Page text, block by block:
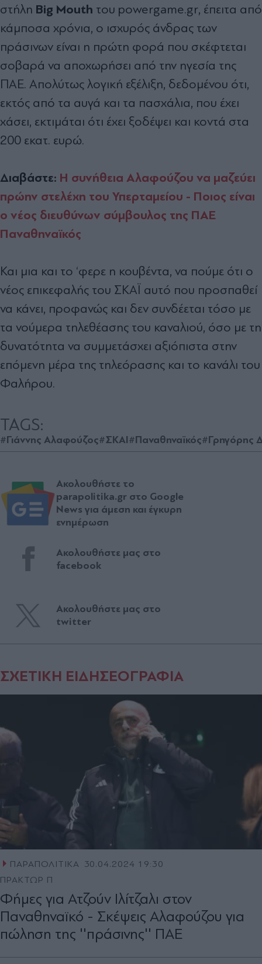
στήλη Big Mouth του powergame.gr, έπειτα από
κάμποσα χρόνια, ο ισχυρός άνδρας των
πράσινων είναι η πρώτη φορά που σκέφτεται
σοβαρά να αποχωρήσει από την ηγεσία της
ΠΑΕ. Απολύτως λογική εξέλιξη, δεδομένου ότι,
εκτός από τα αυγά και τα πασχάλια, που έχει
χάσει, εκτιμάται ότι έχει ξοδέψει και κοντά στα
200 εκατ. ευρώ.
Διαβάστε: Η συνήθεια Αλαφούζου να μαζεύει
πρώην στελέχη του Υπερταμείου - Ποιος είναι
ο νέος διευθύνων σύμβουλος της ΠΑΕ
Παναθηναϊκός
Και μια και το ‘φερε η κουβέντα, να πούμε ότι ο
νέος επικεφαλής του ΣΚΑΪ αυτό που προσπαθεί
να κάνει, προφανώς και δεν συνδέεται τόσο με
τα νούμερα τηλεθέασης του καναλιού, όσο με τη
δυνατότητα να συμμετάσχει αξιόπιστα στην
επόμενη μέρα της τηλεόρασης και το κανάλι του
Φαλήρου.
TAGS:
#Γιάννης Αλαφούζος#ΣΚΑΙ#Παναθηναϊκός#Γρηγόρης
Ακολουθήστε το
parapolitika.gr στο Google
News για άμεση και έγκυρη
ενημέρωση
Ακολουθήστε μας στο
facebook
Ακολουθήστε μας στο
twitter
ΣΧΕΤΙΚΗ ΕΙΔΗΣΕΟΓΡΑΦΙΑ
ΠΑΡΑΠΟΛΙΤΙΚΑ
30.04.2024 19:30
ΠΡΑΚΤΩΡ Π
Φήµες για Ατζούν Ιλίτζαλι στον
Παναθηναϊκό - Σκέψεις Αλαφούζου για
πώληση της ''πράσινης'' ΠΑΕ